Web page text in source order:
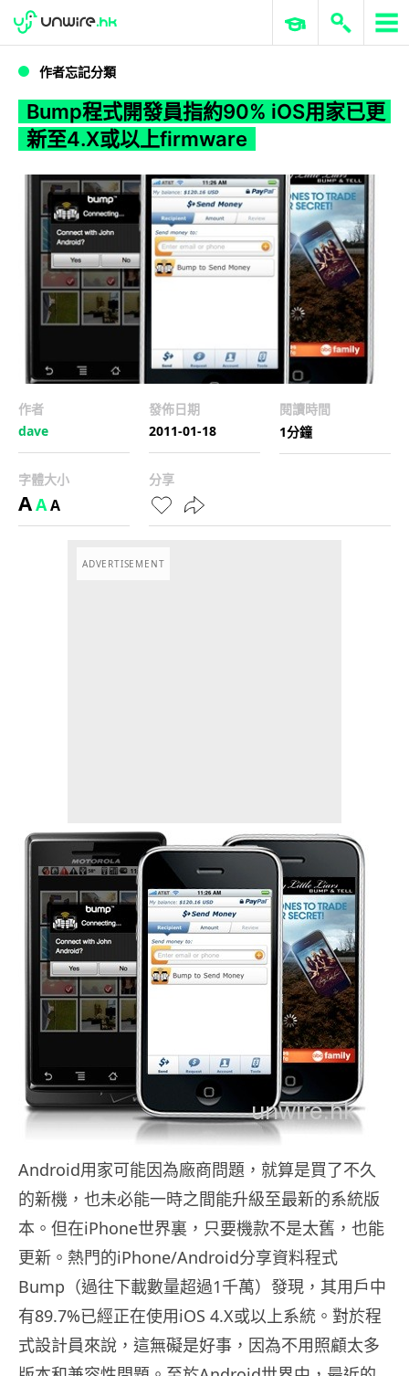
WWDC 2026 ERP 與商業 AI
作者忘記分類
Bump程式開發員指約90% iOS用家已更
新至4.X或以上firmware
作者
dave
發佈日期
2011-01-18
閱讀時間
1分鐘
字體大小
AAA
分享
ADVERTISEMENT
Android用家可能因為廠商問題，就算是買了不久
的新機，也未必能一時之間能升級至最新的系統版
本。但在iPhone世界裏，只要機款不是太舊，也能
更新。熱門的iPhone/Android分享資料程式
Bump（過往下載數量超過1千萬）發現，其用戶中
有89.7%已經正在使用iOS 4.X或以上系統。對於程
式設計員來說，這無礙是好事，因為不用照顧太多